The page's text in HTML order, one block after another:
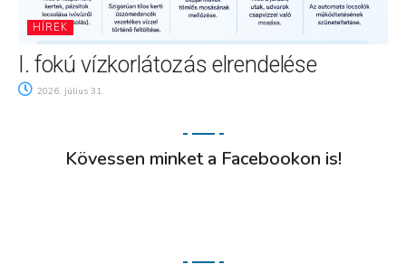
HÍREK
I. fokú vízkorlátozás elrendelése
2026. július 31.
Kövessen minket a Facebookon is!